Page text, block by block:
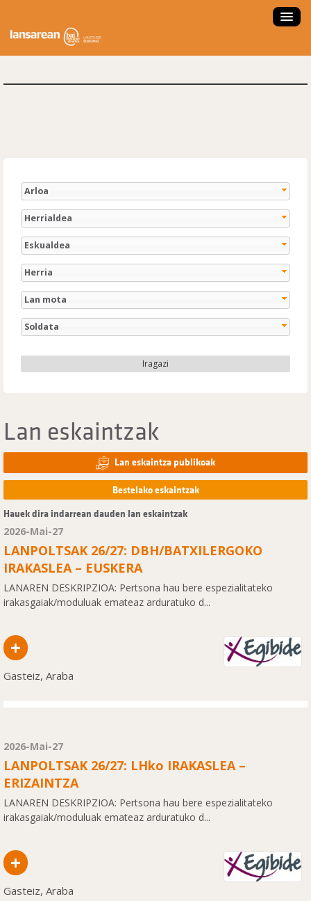
ENPRESA NAIZ
HAUTAGAIA NAIZ
NOLA ERABILI?
Arloa
Herrialdea
Eskualdea
Herria
Lan mota
Soldata
Iragazi
Lan eskaintzak
Lan eskaintza publikoak
Bestelako eskaintzak
Hauek dira indarrean dauden lan eskaintzak
2026-Mai-27
LANPOLTSAK 26/27: DBH/BATXILERGOKO
IRAKASLEA – EUSKERA
LANAREN DESKRIPZIOA: Pertsona hau bere espezialitateko
irakasgaiak/moduluak emateaz arduratuko d...
+
Gasteiz, Araba
2026-Mai-27
LANPOLTSAK 26/27: LHko IRAKASLEA –
ERIZAINTZA
LANAREN DESKRIPZIOA: Pertsona hau bere espezialitateko
irakasgaiak/moduluak emateaz arduratuko d...
+
Gasteiz, Araba